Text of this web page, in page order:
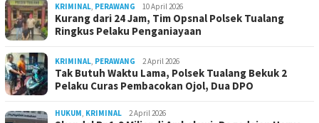
KRIMINAL PERAWANG 10 April 2026
Kurang dari 24 Jam, Tim Opsnal Polsek Tualang
Ringkus Pelaku Penganiayaan
KRIMINAL PERAWANG 2 April 2026
Tak Butuh Waktu Lama, Polsek Tualang Bekuk 2
Pelaku Curas Pembacokan Ojol, Dua DPO
HUKUM KRIMINAL 2 April 2026